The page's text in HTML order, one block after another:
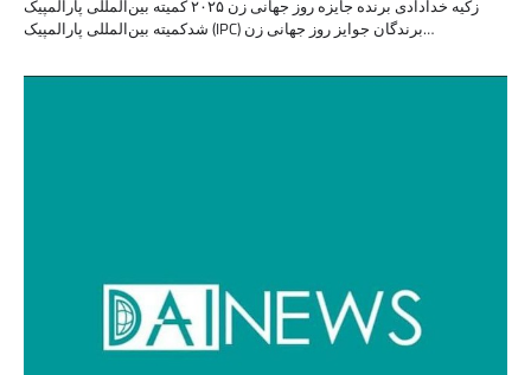
زکیه خدادادی برنده جایزه روز جهانی زن ۲۰۲۵ کمیته بین‌المللی پارالمپیک
شدکمیته بین‌المللی پارالمپیک (IPC) برندگان جوایز روز جهانی زن…